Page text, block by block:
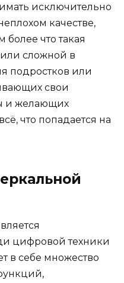
исключительно
качестве,
более что такая
сложной в
подростков или
свои
и желающих
что попадается на
цифровой техники
в себе множество